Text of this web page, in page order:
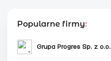
Popularne firmy:
Grupa Progres Sp. z o.o.